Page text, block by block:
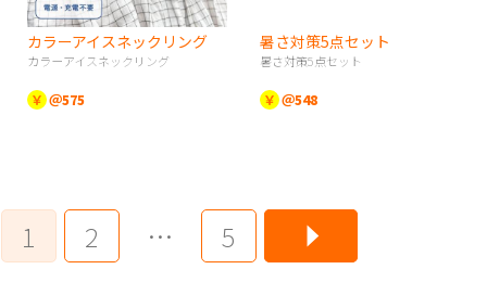
カラーアイスネックリング
カラーアイスネックリング
￥ ＠575
暑さ対策5点セット
暑さ対策5点セット
￥ ＠548
1 2 … 5